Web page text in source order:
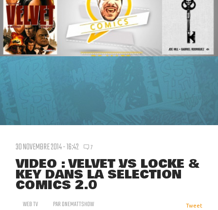
30 NOVEMBRE 2014 - 16:42 7
VIDEO : VELVET VS LOCKE &
KEY DANS LA SÉLECTION
COMICS 2.0
WEB TV PARONEMATTSHOW Tweet